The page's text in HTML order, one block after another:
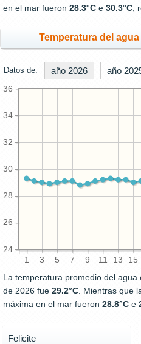
en el mar fueron 28.3°C e 30.3°C ,
Temperatura del agua
Datos de: año 2026 año
1 3 5 7 9 11 13 15
24
26
28
30
32
34
36
La temperatura promedio del
de 2026 fue 29.2°C . Mientras que
máxima en el mar fueron 28.8°C e
Felicite